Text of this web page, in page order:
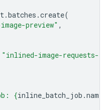
.batches .create(
preview" ,
"inlined-image-requests-
{inline_batch_job .name